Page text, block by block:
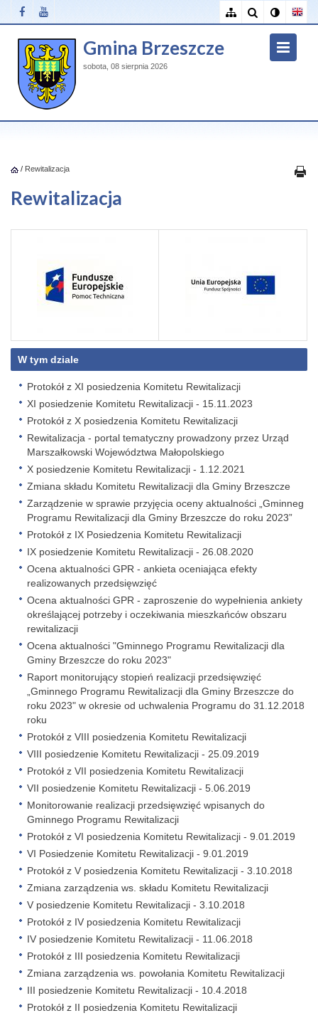
Gmina Brzeszcze
sobota, 08 sierpnia 2026
/ Rewitalizacja
Rewitalizacja
W tym dziale
Protokół z XI posiedzenia Komitetu Rewitalizacji
XI posiedzenie Komitetu Rewitalizacji - 15.11.2023
Protokół z X posiedzenia Komitetu Rewitalizacji
Rewitalizacja - portal tematyczny prowadzony przez Urząd
Marszałkowski Województwa Małopolskiego
X posiedzenie Komitetu Rewitalizacji - 1.12.2021
Zmiana składu Komitetu Rewitalizacji dla Gminy Brzeszcze
Zarządzenie w sprawie przyjęcia oceny aktualności „Gminneg
Programu Rewitalizacji dla Gminy Brzeszcze do roku 2023”
Protokół z IX Posiedzenia Komitetu Rewitalizacji
IX posiedzenie Komitetu Rewitalizacji - 26.08.2020
Ocena aktualności GPR - ankieta oceniająca efekty
realizowanych przedsięwzięć
Ocena aktualności GPR - zaproszenie do wypełnienia ankiety
określającej potrzeby i oczekiwania mieszkańców obszaru
rewitalizacji
Ocena aktualności "Gminnego Programu Rewitalizacji dla
Gminy Brzeszcze do roku 2023"
Raport monitorujący stopień realizacji przedsięwzięć
„Gminnego Programu Rewitalizacji dla Gminy Brzeszcze do
roku 2023" w okresie od uchwalenia Programu do 31.12.2018
roku
Protokół z VIII posiedzenia Komitetu Rewitalizacji
VIII posiedzenie Komitetu Rewitalizacji - 25.09.2019
Protokół z VII posiedzenia Komitetu Rewitalizacji
VII posiedzenie Komitetu Rewitalizacji - 5.06.2019
Monitorowanie realizacji przedsięwzięć wpisanych do
Gminnego Programu Rewitalizacji
Protokół z VI posiedzenia Komitetu Rewitalizacji - 9.01.2019
VI Posiedzenie Komitetu Rewitalizacji - 9.01.2019
Protokół z V posiedzenia Komitetu Rewitalizacji - 3.10.2018
Zmiana zarządzenia ws. składu Komitetu Rewitalizacji
V posiedzenie Komitetu Rewitalizacji - 3.10.2018
Protokół z IV posiedzenia Komitetu Rewitalizacji
IV posiedzenie Komitetu Rewitalizacji - 11.06.2018
Protokół z III posiedzenia Komitetu Rewitalizacji
Zmiana zarządzenia ws. powołania Komitetu Rewitalizacji
III posiedzenie Komitetu Rewitalizacji - 10.4.2018
Protokół z II posiedzenia Komitetu Rewitalizacji